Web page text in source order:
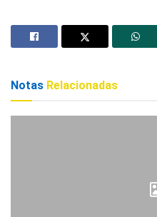
Notas Relacionadas